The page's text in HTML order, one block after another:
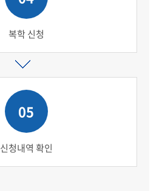
복학 신청
05
신청내역 확인